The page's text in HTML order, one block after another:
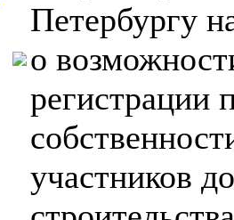
Петербургу
о
регистрации
участников